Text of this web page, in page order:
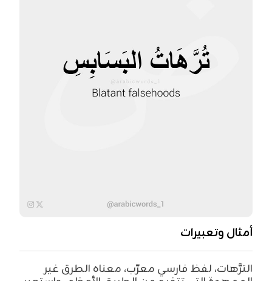
أمثال وتعبيرات
الترَّهات، لفظ فارسي معرّب، معناه الطرق غير